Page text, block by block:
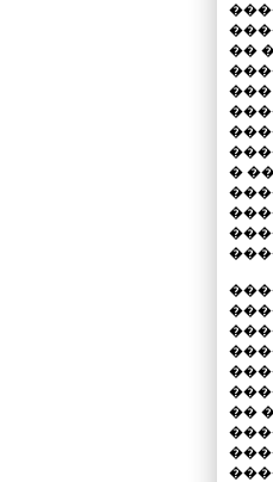
��
���
�
��